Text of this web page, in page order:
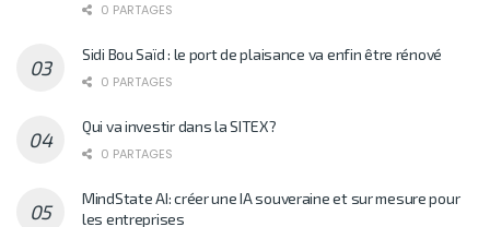
0 PARTAGES
Sidi Bou Saïd : le port de plaisance va enfin être rénové
0 PARTAGES
Qui va investir dans la SITEX?
0 PARTAGES
MindState AI: créer une IA souveraine et sur mesure pour
les entreprises